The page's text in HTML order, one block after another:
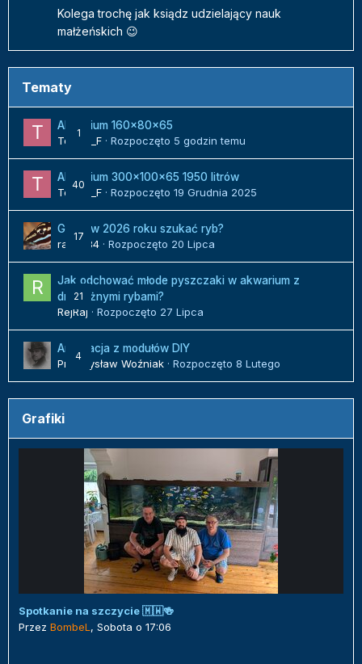
Kolega trochę jak ksiądz udzielający nauk
małżeńskich 😉
Tematy
1
Akwarium 160x80x65
Tomek_F · Rozpoczęto 5 godzin temu
40
Akwarium 300x100x65 1950 litrów
Tomek_F · Rozpoczęto 19 Grudnia 2025
17
Gdzie w 2026 roku szukać ryb?
radek84 · Rozpoczęto 20 Lipca
21
Jak odchować młode pyszczaki w akwarium z
drapieżnymi rybami?
RejRaj · Rozpoczęto 27 Lipca
4
Aranżacja z modułów DIY
Przemysław Woźniak · Rozpoczęto 8 Lutego
Grafiki
Spotkanie na szczycie 🇲🇼🍻
Przez BombeL , Sobota o 17:06